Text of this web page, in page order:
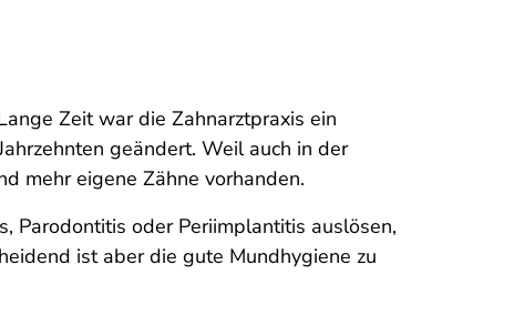
Zeit war die Zahnarztpraxis ein
geändert. Weil auch in der
mehr eigene Zähne vorhanden.
Parodontitis oder Periimplantitis auslösen,
ist aber die gute Mundhygiene zu